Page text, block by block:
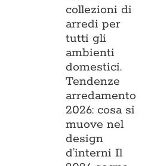
collezioni di
arredi per
tutti gli
ambienti
domestici.
Tendenze
arredamento
2026: cosa si
muove nel
design
d’interni Il